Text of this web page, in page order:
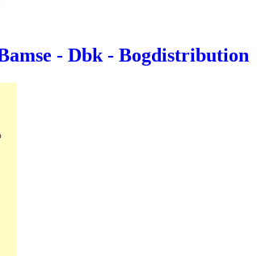
- Dbk - Bogdistribution